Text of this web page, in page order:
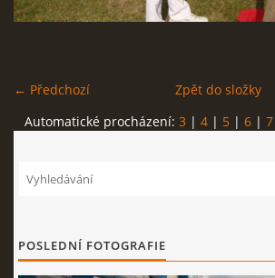
REKORDY
VÝKONNÝ VÝBOR, SPORTOVNĚ
OSTATNÍ
← Předchozí
Zpět do složky
Automatické procházení: 3 | 4 | 5 | 6 | 7
POSLEDNÍ FOTOGRAFIE